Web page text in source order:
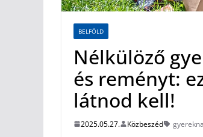
BELFÖLD
Nélkülöző
és reményt:
látnod kell!
2025.05.27. Közbeszéd